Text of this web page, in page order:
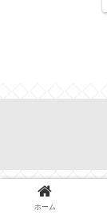
ホーム